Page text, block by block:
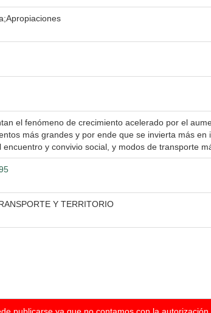
el fenómeno de crecimiento acelerado por el
más grandes y por ende que se invierta más
y convivio social, y modos de transporte
Y TERRITORIO